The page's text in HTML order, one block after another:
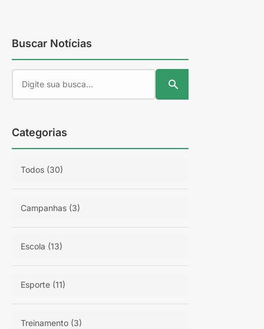
dos programas Viver […]
READ MORE
15/10/2025 11h31 Atualizado há 5 meses
Buscar Notícias
Categorias
Todos (30)
Campanhas (3)
Escola (13)
Esporte (11)
Treinamento (3)